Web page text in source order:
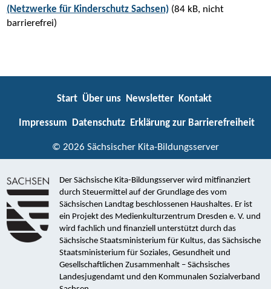
(Netzwerke für Kinderschutz Sachsen) (84 kB, nicht
barrierefrei)
Start Über uns Newsletter Kontakt
Impressum Datenschutz Erklärung zur Barrierefreiheit
© 2026 Sächsischer Kita-Bildungsserver
Der Sächsische Kita-Bildungsserver wird mitfinanziert
durch Steuermittel auf der Grundlage des vom
Sächsischen Landtag beschlossenen Haushaltes. Er ist
ein Projekt des Medienkulturzentrum Dresden e. V. und
wird fachlich und finanziell unterstützt durch das
Sächsische Staatsministerium für Kultus, das Sächsische
Staatsministerium für Soziales, Gesundheit und
Gesellschaftlichen Zusammenhalt – Sächsisches
Landesjugendamt und den Kommunalen Sozialverband